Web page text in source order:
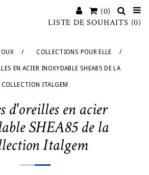
(0)
LISTE DE SOUHAITS (0)
/ COLLECTIONS POUR ELLE /
EN ACIER INOXYDABLE SHEA85 DE LA
COLLECTION ITALGEM
d'oreilles en acier
SHEA85 de la
Italgem